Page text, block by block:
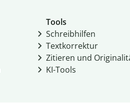
Tools
Schreibhilfen
Textkorrektur
Zitieren und
KI-Tools